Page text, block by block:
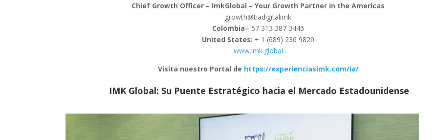
Chief Growth Officer – ImkGlobal – Your Growth Partner in the Americas
growth@tiadigitalimk
Colombia+ 57 313 387 3446
United States: + 1 (689) 236 9820
www.imk.global
Visita nuestro Portal de https://experienciasimk.com/ia/
IMK Global: Su Puente Estratégico hacia el Mercado Estadounidense